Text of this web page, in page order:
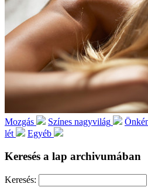
Mozgás
Színes nagyvilág
lét
Egyéb
Keresés a lap archivumában
Keresés: